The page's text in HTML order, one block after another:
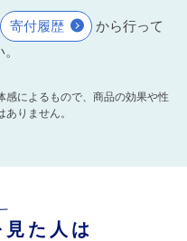
寄付履歴
から行って
によるもので、商品の効果や性
りません。
た人は